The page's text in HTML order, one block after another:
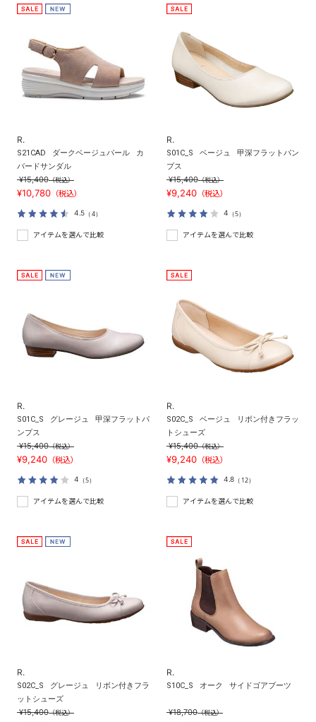
R.
S21CAD ダークベージュパール
カ
バードサンダル
¥15,400（税込）
¥10,780 （税込）
4.5 （4）
アイテムを選んで比較
R.
S01C_S ベージュ
甲深フラットパン
プス
¥15,400（税込）
¥9,240 （税込）
4 （5）
アイテムを選んで比較
R.
S01C_S グレージュ
甲深フラットパ
ンプス
¥15,400（税込）
¥9,240 （税込）
4 （5）
アイテムを選んで比較
R.
S02C_S ベージュ
リボン付きフラッ
トシューズ
¥15,400（税込）
¥9,240 （税込）
4.8 （12）
アイテムを選んで比較
R.
S02C_S グレージュ
リボン付きフラ
ットシューズ
¥15,400（税込）
R.
S10C_S オーク サイドゴアブーツ
¥18,700（税込）